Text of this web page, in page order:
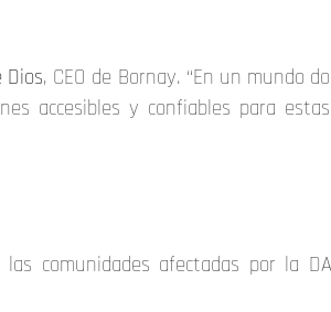
, CEO de Bornay. “En un mundo
accesibles y confiables para
comunidades afectadas por la